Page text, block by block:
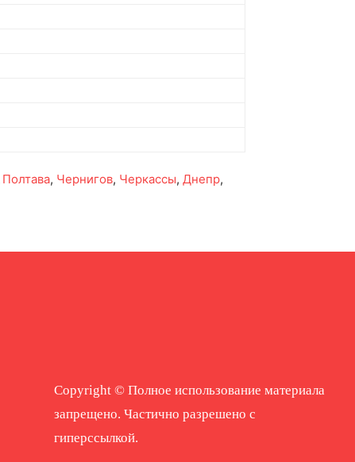
Полтава, Чернигов, Черкассы, Днепр,
Copyright © Полное использование материала
запрещено. Частично разрешено с
гиперссылкой.